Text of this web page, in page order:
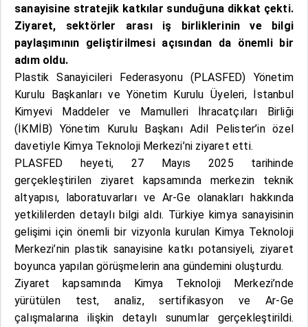
sanayisine stratejik katkılar sunduğuna dikkat çekti.
Ziyaret, sektörler arası iş birliklerinin ve bilgi
paylaşımının geliştirilmesi açısından da önemli bir
adım oldu.
Plastik Sanayicileri Federasyonu (PLASFED) Yönetim
Kurulu Başkanları ve Yönetim Kurulu Üyeleri, İstanbul
Kimyevi Maddeler ve Mamulleri İhracatçıları Birliği
(İKMİB) Yönetim Kurulu Başkanı Adil Pelister’in özel
davetiyle Kimya Teknoloji Merkezi’ni ziyaret etti.
PLASFED heyeti, 27 Mayıs 2025 tarihinde
gerçekleştirilen ziyaret kapsamında merkezin teknik
altyapısı, laboratuvarları ve Ar-Ge olanakları hakkında
yetkililerden detaylı bilgi aldı. Türkiye kimya sanayisinin
gelişimi için önemli bir vizyonla kurulan Kimya Teknoloji
Merkezi’nin plastik sanayisine katkı potansiyeli, ziyaret
boyunca yapılan görüşmelerin ana gündemini oluşturdu.
Ziyaret kapsamında Kimya Teknoloji Merkezi’nde
yürütülen test, analiz, sertifikasyon ve Ar-Ge
çalışmalarına ilişkin detaylı sunumlar gerçekleştirildi.